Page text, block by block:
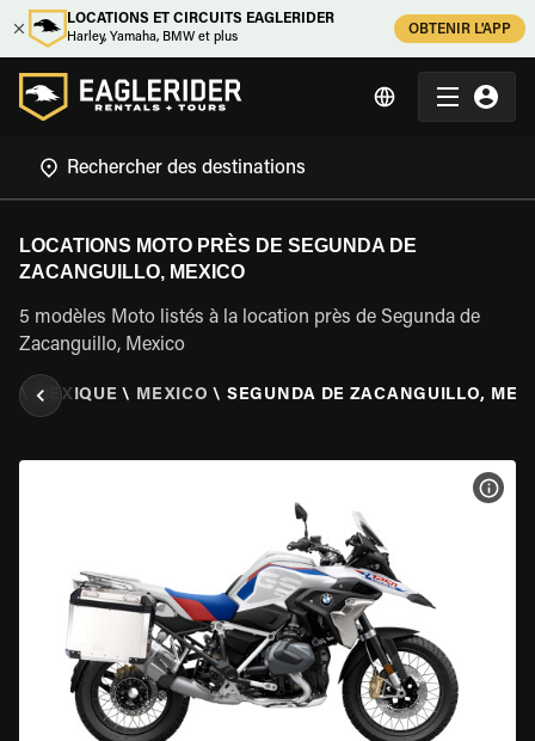
LOCATIONS ET CIRCUITS EAGLERIDER
Harley, Yamaha, BMW et plus
OBTENIR L'APP
LOCATIONS MOTO PRÈS DE SEGUNDA DE
ZACANGUILLO, MEXICO
5 modèles Moto listés à la location près de Segunda de
Zacanguillo, Mexico
\ MEXIQUE \ MEXICO \ SEGUNDA DE ZACANGUILLO,